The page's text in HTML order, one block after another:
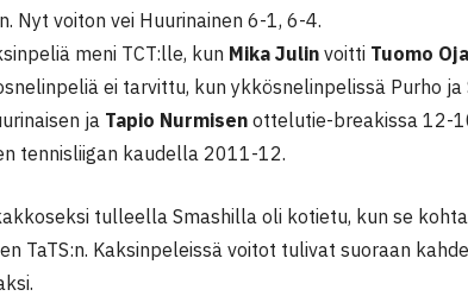
Nyt voiton vei Huurinainen 6-1, 6-4.
meni TCT:lle, kun Mika Julin voitti Tuomo
ei tarvittu, kun ykkösnelinpelissä Purho
ja Tapio Nurmisen ottelutie-breakissa 12-
tennisliigan kaudella 2011-12.
tulleella Smashilla oli kotietu, kun se
TaTS:n. Kaksinpeleissä voitot tulivat suoraan